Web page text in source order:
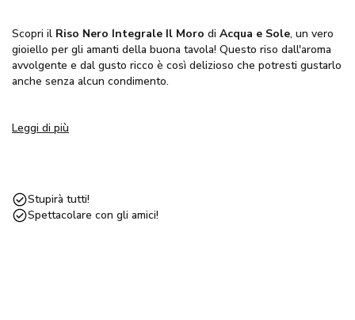
Scopri il Riso Nero Integrale Il Moro di Acqua e Sole, un vero
gioiello per gli amanti della buona tavola! Questo riso dall'aroma
avvolgente e dal gusto ricco è così delizioso che potresti gustarlo
anche senza alcun condimento.
unbasso indice glicemico
Essendo un cereale integrale, il Riso Nero è ricco di
fibre
e contiene una quantità ridotta di acidi grassi e proteine. Ma
non finisce qui! È anche un'ottima fonte di
Leggi di più
Stupirà tutti!
Spettacolare con gli amici!